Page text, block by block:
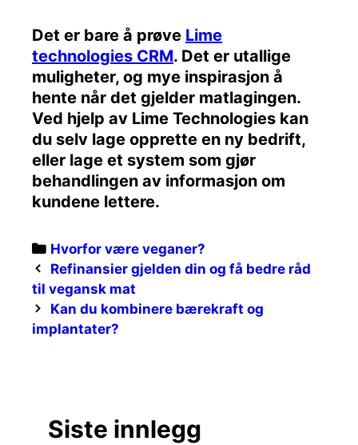
Det er bare å prøve Lime
technologies CRM. Det er utallige
muligheter, og mye inspirasjon å
hente når det gjelder matlagingen.
Ved hjelp av Lime Technologies kan
du selv lage opprette en ny bedrift,
eller lage et system som gjør
behandlingen av informasjon om
kundene lettere.
Categories
Hvorfor være veganer?
Post
navigation
Refinansier gjelden din og få bedre råd
til vegansk mat
Kan du kombinere bærekraft og
implantater?
Siste innlegg